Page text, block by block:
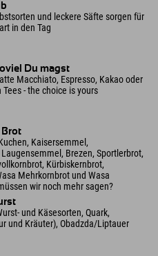
und leckere Säfte sorgen für
in den Tag
Du magst
Macchiato, Espresso, Kakao oder
- the choice is yours
Brot
Kaisersemmel,
Brezen, Sportlerbrot,
Kürbiskernbrot,
Mehrkornbrot und Wasa
wir noch mehr sagen?
und Käsesorten, Quark,
und Kräuter), Obadzda/Liptauer